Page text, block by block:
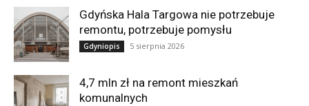
Gdyńska Hala Targowa nie potrzebuje
remontu, potrzebuje pomysłu
Gdyniopis 5 sierpnia 2026
4,7 mln zł na remont mieszkań
komunalnych